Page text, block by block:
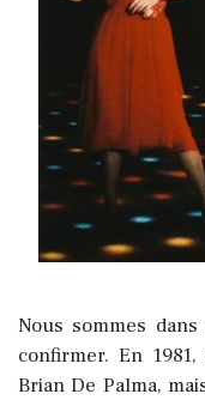
Nous sommes
confirmer. En
Brian De Palma,